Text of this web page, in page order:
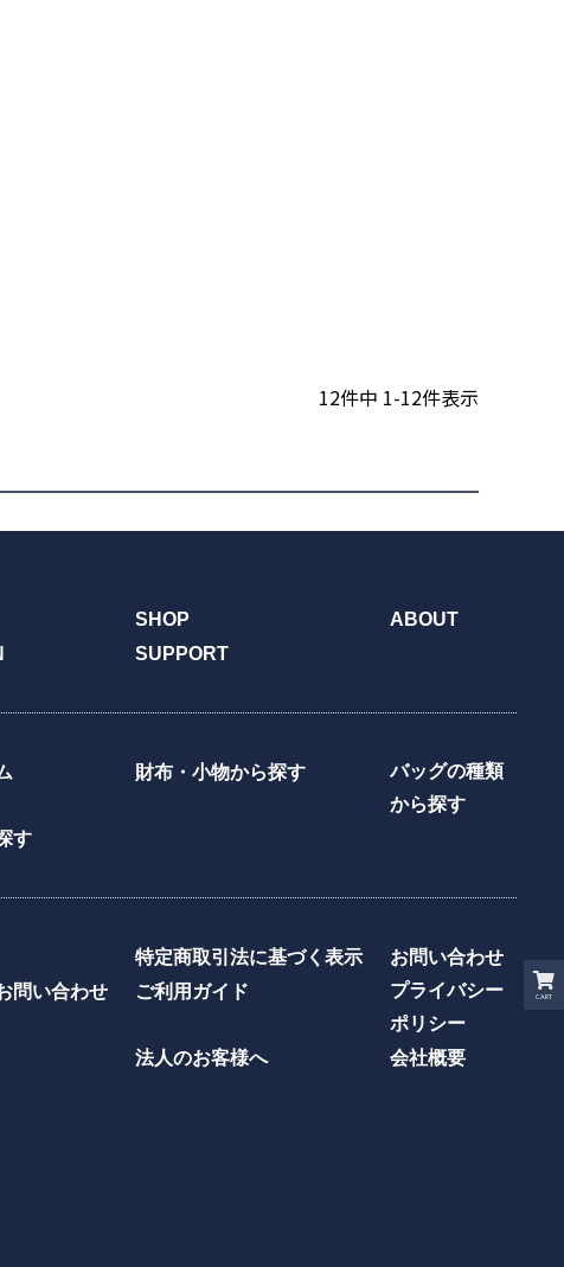
12件中 1-12件表示
CART
SHOP
ABOUT
SUPPORT
財布・小物から探す
バッグの種類
から探す
す
特定商取引法に基づく表示
お問い合わせ
問い合わせ
ご利用ガイド
プライバシー
ポリシー
法人のお客様へ 会社概要